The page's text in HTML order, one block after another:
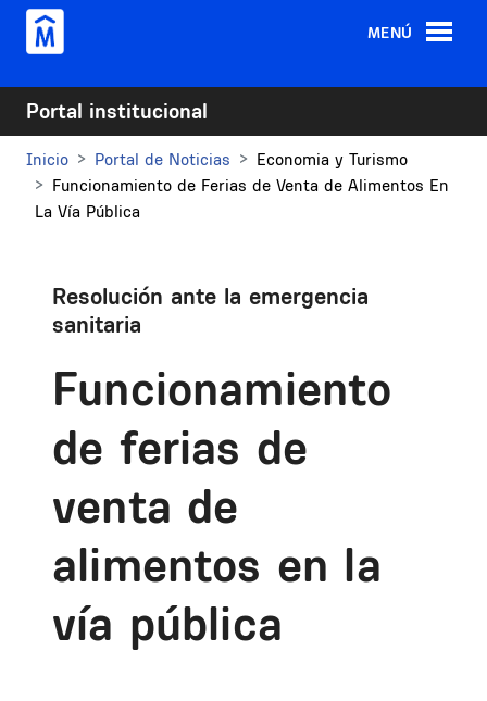
Pasar al contenido principal
MENÚ
Portal institucional
Inicio Portal de Noticias
Economia y Turismo
Funcionamiento de Ferias de Venta de Alimentos En
La Vía Pública
Resolución ante la emergencia
sanitaria
Funcionamiento
de ferias de
venta de
alimentos en la
vía pública